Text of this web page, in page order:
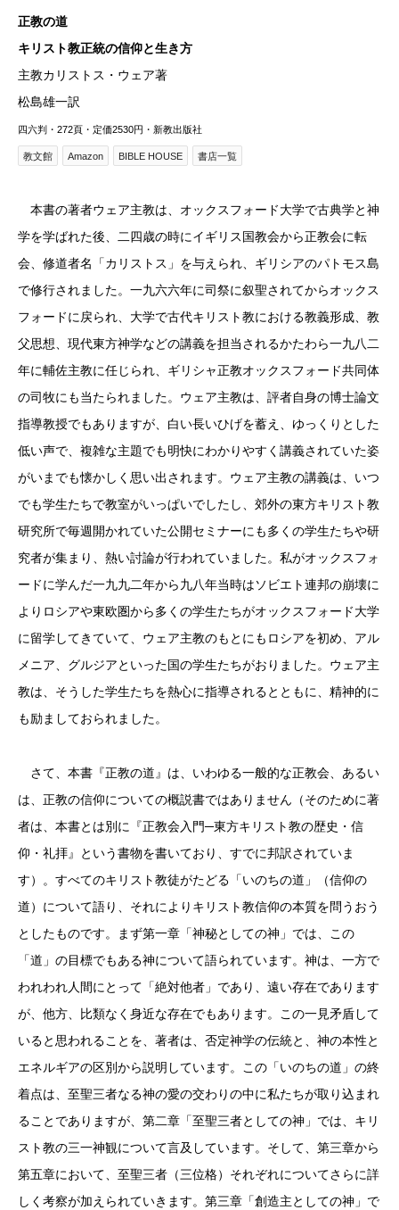
正教の道
キリスト教正統の信仰と生き方
主教カリストス・ウェア著
松島雄一訳
四六判・272頁・定価2530円・新教出版社
教文館 Amazon BIBLE HOUSE 書店一覧
本書の著者ウェア主教は、オックスフォード大学で古典学と神
学を学ばれた後、二四歳の時にイギリス国教会から正教会に転
会、修道者名「カリストス」を与えられ、ギリシアのパトモス島
で修行されました。一九六六年に司祭に叙聖されてからオックス
フォードに戻られ、大学で古代キリスト教における教義形成、教
父思想、現代東方神学などの講義を担当されるかたわら一九八二
年に輔佐主教に任じられ、ギリシャ正教オックスフォード共同体
の司牧にも当たられました。ウェア主教は、評者自身の博士論文
指導教授でもありますが、白い長いひげを蓄え、ゆっくりとした
低い声で、複雑な主題でも明快にわかりやすく講義されていた姿
がいまでも懐かしく思い出されます。ウェア主教の講義は、いつ
でも学生たちで教室がいっぱいでしたし、郊外の東方キリスト教
研究所で毎週開かれていた公開セミナーにも多くの学生たちや研
究者が集まり、熱い討論が行われていました。私がオックスフォ
ードに学んだ一九九二年から九八年当時はソビエト連邦の崩壊に
よりロシアや東欧圏から多くの学生たちがオックスフォード大学
に留学してきていて、ウェア主教のもとにもロシアを初め、アル
メニア、グルジアといった国の学生たちがおりました。ウェア主
教は、そうした学生たちを熱心に指導されるとともに、精神的に
も励ましておられました。
さて、本書『正教の道』は、いわゆる一般的な正教会、あるい
は、正教の信仰についての概説書ではありません（そのために著
者は、本書とは別に『正教会入門─東方キリスト教の歴史・信
仰・礼拝』という書物を書いており、すでに邦訳されていま
す）。すべてのキリスト教徒がたどる「いのちの道」（信仰の
道）について語り、それによりキリスト教信仰の本質を問うおう
としたものです。まず第一章「神秘としての神」では、この
「道」の目標でもある神について語られています。神は、一方で
われわれ人間にとって「絶対他者」であり、遠い存在であります
が、他方、比類なく身近な存在でもあります。この一見矛盾して
いると思われることを、著者は、否定神学の伝統と、神の本性と
エネルギアの区別から説明しています。この「いのちの道」の終
着点は、至聖三者なる神の愛の交わりの中に私たちが取り込まれ
ることでありますが、第二章「至聖三者としての神」では、キリ
スト教の三一神観について言及しています。そして、第三章から
第五章において、至聖三者（三位格）それぞれについてさらに詳
しく考察が加えられていきます。第三章「創造主としての神」で